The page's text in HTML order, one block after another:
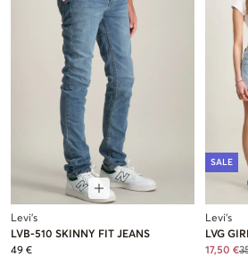
Levi's
LVB-510 SKINNY FIT JEANS
49 €
SALE
Levi's
LVG
17,50 €